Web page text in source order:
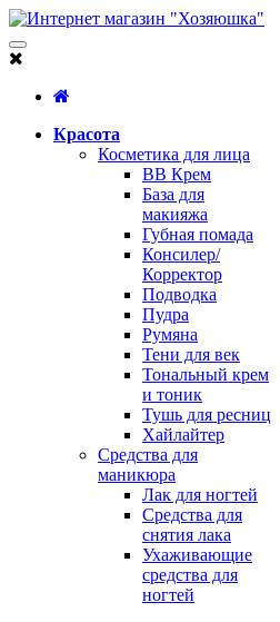
Красота
Косметика для лица
BB Крем
База для
макияжа
Губная помада
Консилер/
Корректор
Подводка
Пудра
Румяна
Тени для век
Тональный крем
и тоник
Тушь для ресниц
Хайлайтер
Средства для
маникюра
Лак для ногтей
Средства для
снятия лака
Ухаживающие
средства для
ногтей